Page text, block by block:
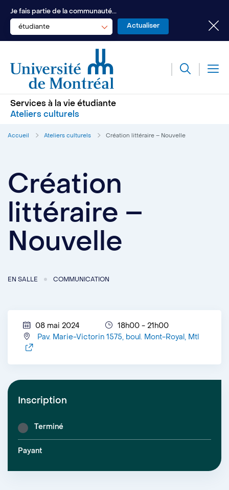
Je fais partie de la communauté...
étudiante
Services à la vie étudiante
Ateliers culturels
Accueil Ateliers culturels Création littéraire – Nouvelle
Création
littéraire –
Nouvelle
EN SALLE COMMUNICATION
08 mai 2024
18h00 - 21h00
Pav. Marie-Victorin 1575, boul. Mont-Royal, Mtl
Inscription
Terminé
Payant